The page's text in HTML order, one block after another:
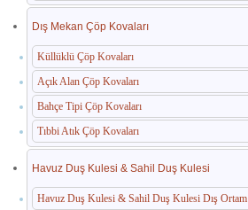
Dış Mekan Çöp Kovaları
Küllüklü Çöp Kovaları
Açık Alan Çöp Kovaları
Bahçe Tipi Çöp Kovaları
Tıbbi Atık Çöp Kovaları
Havuz Duş Kulesi & Sahil Duş Kulesi
Havuz Duş Kulesi & Sahil Duş Kulesi Dış Ortam